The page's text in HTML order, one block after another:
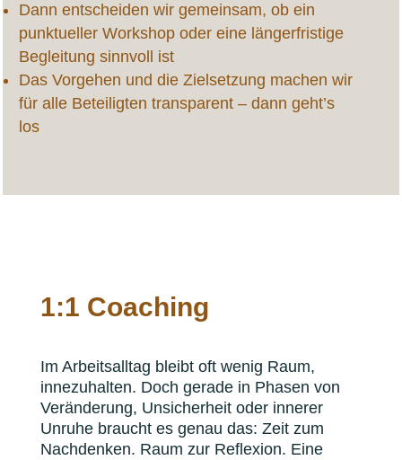
Dann entscheiden wir gemeinsam, ob ein
punktueller Workshop oder eine längerfristige
Begleitung sinnvoll ist
Das Vorgehen und die Zielsetzung machen wir
für alle Beteiligten transparent – dann geht’s
los
1:1 Coaching
Im Arbeitsalltag bleibt oft wenig Raum,
innezuhalten. Doch gerade in Phasen von
Veränderung, Unsicherheit oder innerer
Unruhe braucht es genau das: Zeit zum
Nachdenken. Raum zur Reflexion. Eine